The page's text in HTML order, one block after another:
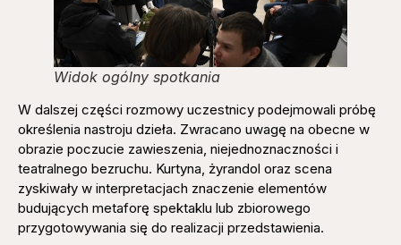
Widok ogólny spotkania
W dalszej części rozmowy uczestnicy podejmowali próbę
określenia nastroju dzieła. Zwracano uwagę na obecne w
obrazie poczucie zawieszenia, niejednoznaczności i
teatralnego bezruchu. Kurtyna, żyrandol oraz scena
zyskiwały w interpretacjach znaczenie elementów
budujących metaforę spektaklu lub zbiorowego
przygotowywania się do realizacji przedstawienia.